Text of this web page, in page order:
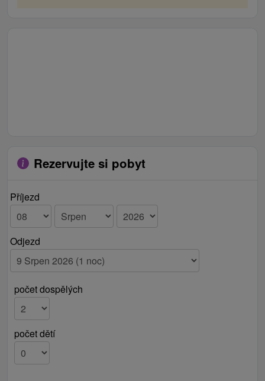
Rezervujte si pobyt
Příjezd
Odjezd
počet dospělých
počet dětí